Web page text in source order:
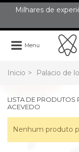
Milhares de
Menu
Inicio > Palacio de
LISTA DE PRODUTOS
ACEVEDO
Nenhum produto